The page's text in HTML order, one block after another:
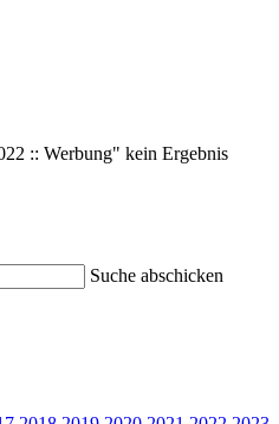
:: Werbung" kein Ergebnis
Suche abschicken